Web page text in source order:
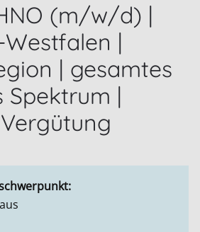
(m/w/d) |
|
| gesamtes
Spektrum |